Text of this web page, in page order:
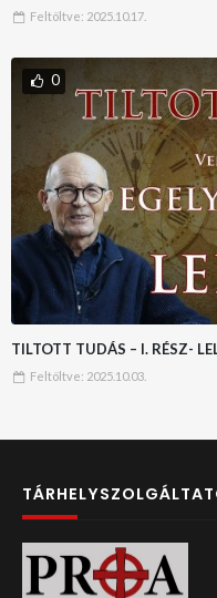
Feltöltve: 2025.10.17.
0
TILTOTT TUDÁS – I. RÉSZ-
Feltöltve: 2025.10.03.